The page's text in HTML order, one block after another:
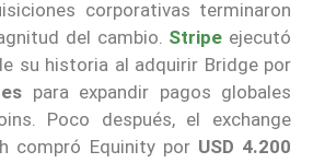
corporativas terminaron
del cambio. Stripe ejecutó
su historia al adquirir Bridge por
para expandir pagos globales
Poco después, el exchange
compró Equinity por USD 4.200